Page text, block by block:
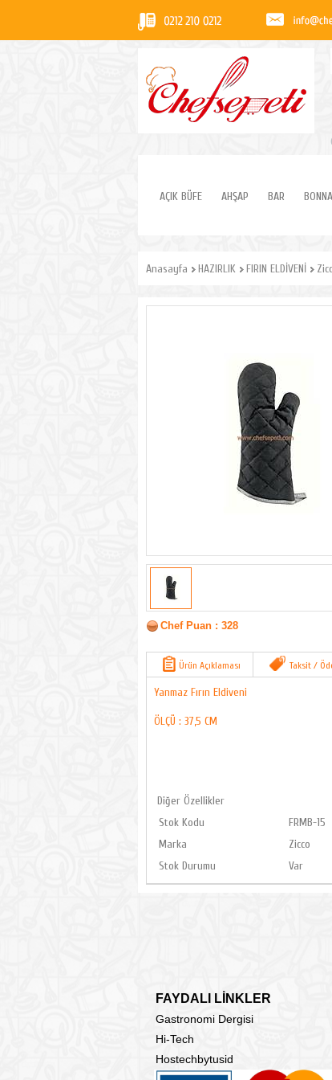
AÇIK BÜFE AHŞAP BAR BONNA
Anasayfa HAZIRLIK FIRIN ELDİVENİ
Chef Puan : 328
Ürün Açıklaması Taksit /
Yanmaz Fırın Eldiveni
ÖLÇÜ : 37,5 CM
Diğer Özellikler
Stok Kodu
FRMB-15
Marka
Zicco
Stok Durumu
Var
FAYDALI LİNKLER
Gastronomi Dergisi
Hi-Tech
Hostechbytusid